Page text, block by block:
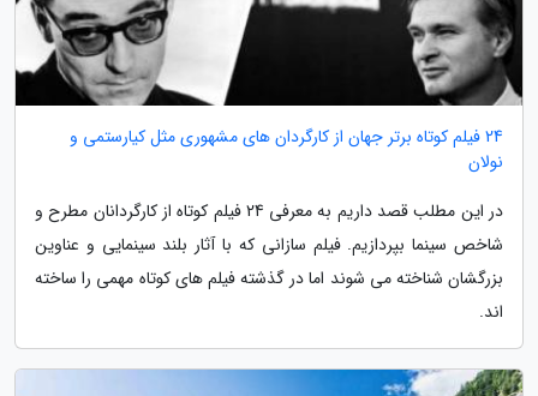
24 فیلم کوتاه برتر جهان از کارگردان های مشهوری مثل کیارستمی و
نولان
در این مطلب قصد داریم به معرفی 24 فیلم کوتاه از کارگردانان مطرح و
شاخص سینما بپردازیم. فیلم سازانی که با آثار بلند سینمایی و عناوین
بزرگشان شناخته می شوند اما در گذشته فیلم های کوتاه مهمی را ساخته
اند.